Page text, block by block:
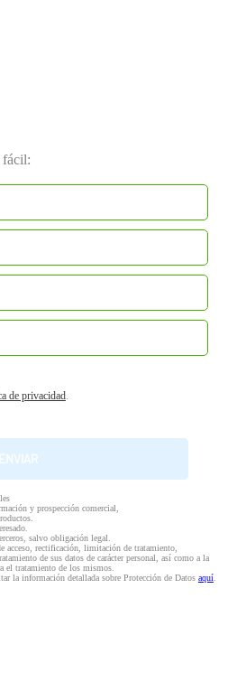
fácil:
de privacidad.
y prospección comercial,
salvo obligación legal.
acceso, rectificación, limitación de tratamiento,
de sus datos de carácter personal, así como a la
el tratamiento de los mismos.
la información detallada sobre Protección de Datos aquí.